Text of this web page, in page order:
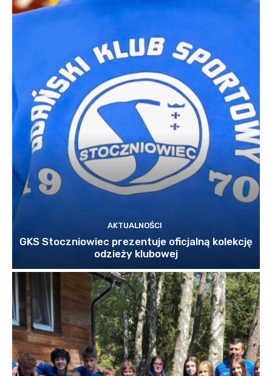
AKTUALNOŚCI
GKS Stoczniowiec prezentuje oficjalną kolekcję
odzieży klubowej